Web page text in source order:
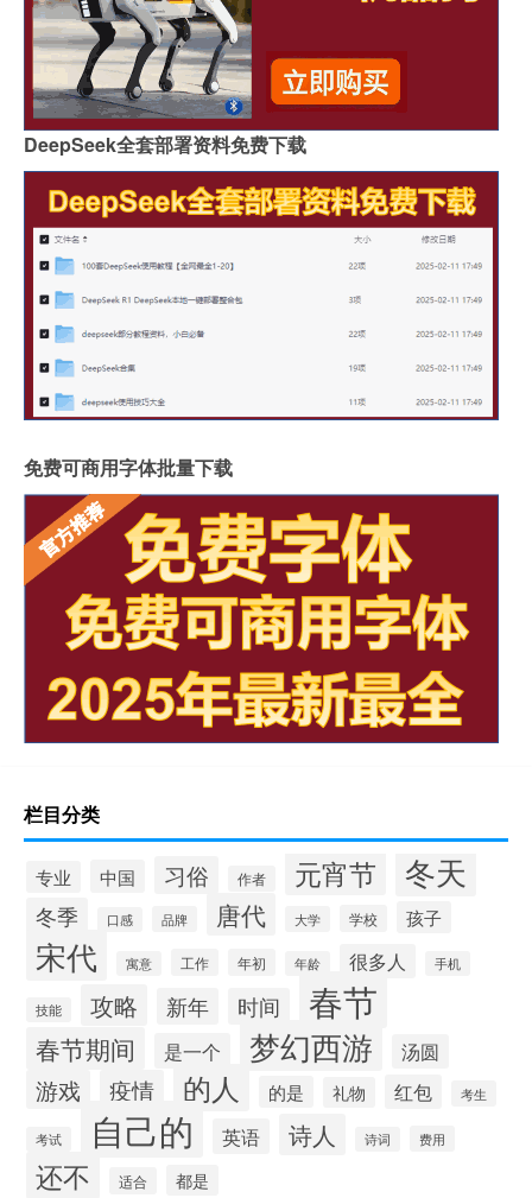
DeepSeek全套部署资料免费下载
免费可商用字体批量下载
栏目分类
专业 中国 习俗 作者 元宵节 冬天
冬季 口感 品牌 唐代 大学 学校 孩子
宋代 寓意 工作 年初 年龄 很多人 手机
技能 攻略 新年 时间 春节
春节期间 是一个 梦幻西游 汤圆
游戏 疫情 的人 的是 礼物 红包 考生
考试 自己的 英语 诗人 诗词 费用
还不 适合 都是